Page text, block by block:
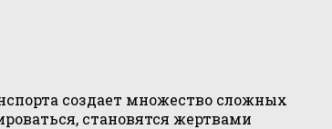
создает множество сложных
становятся жертвами